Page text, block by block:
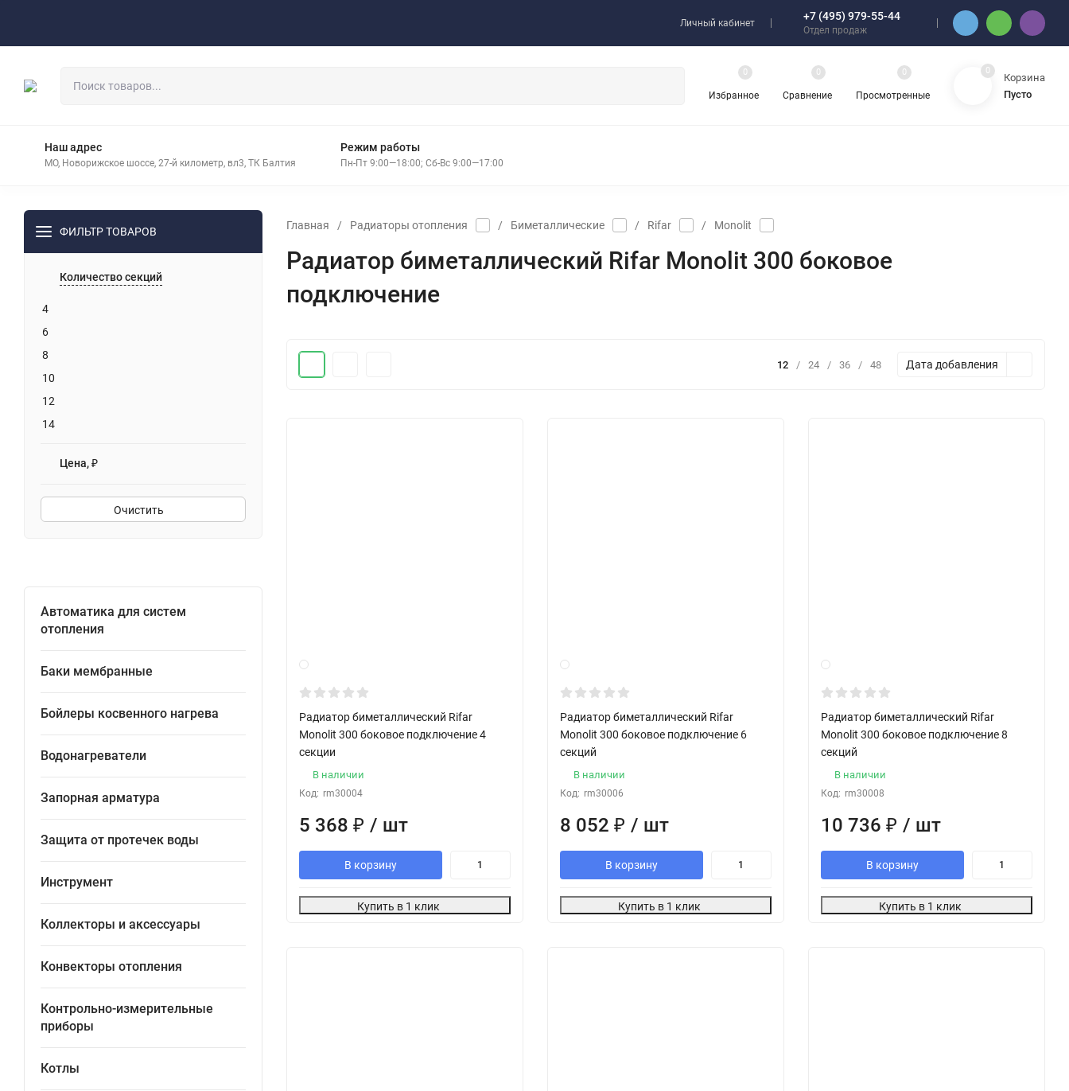
Личный кабинет
+7 (495) 979-55-44
Отдел продаж
Избранное
0
Сравнение
0
Просмотренные
0 0
Корзина
Пусто
Наш адрес
МО, Новорижское шоссе, 27-й километр, вл3, ТК Балтия
Режим работы
Пн-Пт 9:00—18:00; Сб-Вс 9:00—17:00
ФИЛЬТР ТОВАРОВ
Количество секций
4
6
8
10
12
14
Цена, ₽
Очистить
Автоматика для систем
отопления
Баки мембранные
Бойлеры косвенного нагрева
Водонагреватели
Запорная арматура
Защита от протечек воды
Инструмент
Коллекторы и аксессуары
Конвекторы отопления
Контрольно-измерительные
приборы
Котлы
Главная / Радиаторы отопления / Биметаллические / Rifar / Monolit
Радиатор биметаллический Rifar Monolit 300 боковое
подключение
12 / 24 / 36 / 48 Дата добавления
Радиатор биметаллический Rifar
Monolit 300 боковое подключение 4
секции
В наличии
Код: rm30004
5 368 ₽ / шт
В корзину
Купить в 1 клик
Радиатор биметаллический Rifar
Monolit 300 боковое подключение 6
секций
В наличии
Код: rm30006
8 052 ₽ / шт
В корзину
Купить в 1 клик
Радиатор биметаллический Rifar
Monolit 300 боковое подключение 8
секций
В наличии
Код: rm30008
10 736 ₽ / шт
В корзину
Купить в 1 клик